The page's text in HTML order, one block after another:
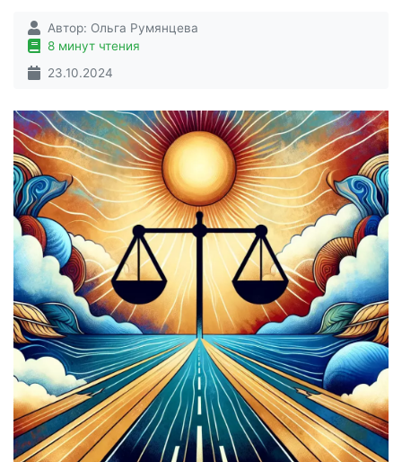
Автор: Ольга Румянцева
8 минут чтения
23.10.2024